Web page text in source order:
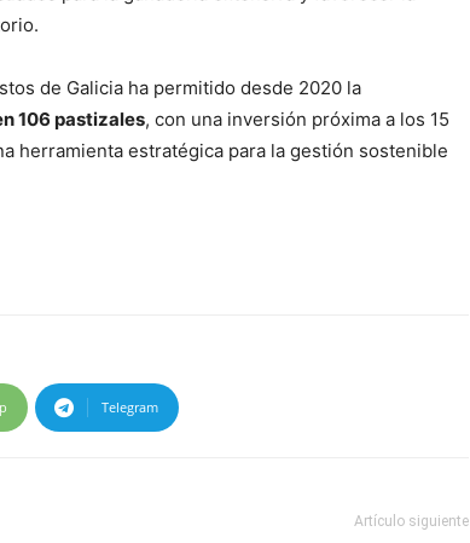
de Galicia ha permitido desde 2020 la
106 pastizales, con una inversión próxima a los 15
herramienta estratégica para la gestión sostenible
Telegram
Artículo siguiente